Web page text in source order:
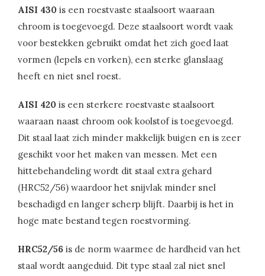
AISI 430 is een roestvaste staalsoort waaraan
chroom is toegevoegd. Deze staalsoort wordt vaak
voor bestekken gebruikt omdat het zich goed laat
vormen (lepels en vorken), een sterke glanslaag
heeft en niet snel roest.
AISI 420 is een sterkere roestvaste staalsoort
waaraan naast chroom ook koolstof is toegevoegd.
Dit staal laat zich minder makkelijk buigen en is zeer
geschikt voor het maken van messen. Met een
hittebehandeling wordt dit staal extra gehard
(HRC52/56) waardoor het snijvlak minder snel
beschadigd en langer scherp blijft. Daarbij is het in
hoge mate bestand tegen roestvorming.
HRC52/56 is de norm waarmee de hardheid van het
staal wordt aangeduid. Dit type staal zal niet snel